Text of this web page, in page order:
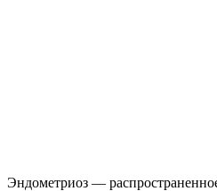
Эндометриоз —